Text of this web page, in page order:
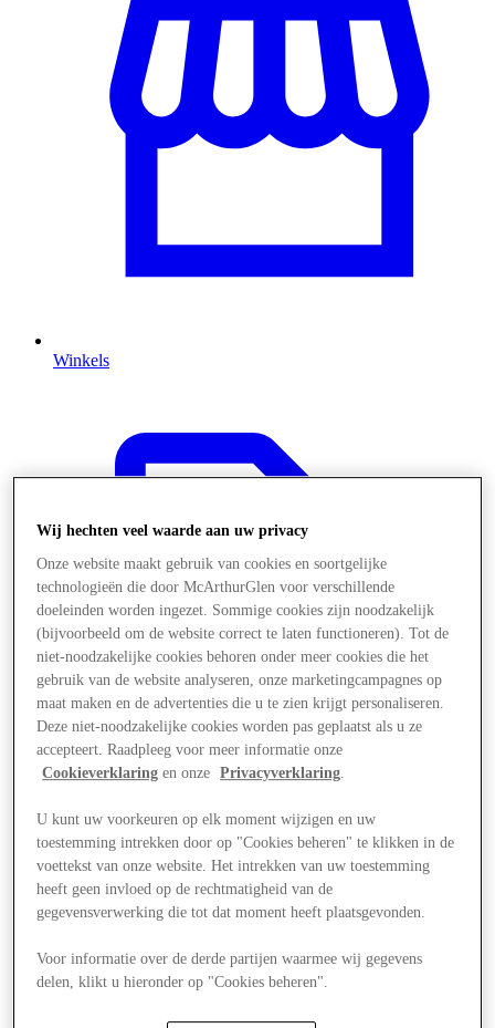
Winkels
Aanbiedingen
Wij hechten veel waarde aan uw privacy
Onze website maakt gebruik van cookies en soortgelijke
technologieën die door McArthurGlen voor verschillende
doeleinden worden ingezet. Sommige cookies zijn noodzakelijk
(bijvoorbeeld om de website correct te laten functioneren). Tot de
niet-noodzakelijke cookies behoren onder meer cookies die het
gebruik van de website analyseren, onze marketingcampagnes op
maat maken en de advertenties die u te zien krijgt personaliseren.
Deze niet-noodzakelijke cookies worden pas geplaatst als u ze
accepteert. Raadpleeg voor meer informatie onze
Cookieverklaring en onze Privacyverklaring.
U kunt uw voorkeuren op elk moment wijzigen en uw
toestemming intrekken door op "Cookies beheren" te klikken in de
voettekst van onze website. Het intrekken van uw toestemming
heeft geen invloed op de rechtmatigheid van de
gegevensverwerking die tot dat moment heeft plaatsgevonden.
Voor informatie over de derde partijen waarmee wij gegevens
delen, klikt u hieronder op "Cookies beheren".